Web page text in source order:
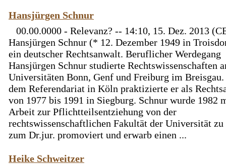
Hansjürgen Schnur
00.00.0000 - Relevanz? -- 14:10, 15. Dez. 2013
Hansjürgen Schnur (* 12. Dezember 1949 in
ein deutscher Rechtsanwalt. Beruflicher Werdegang
Hansjürgen Schnur studierte Rechtswissenschaften
Universitäten Bonn, Genf und Freiburg im Breisgau.
dem Referendariat in Köln praktizierte er als
von 1977 bis 1991 in Siegburg. Schnur wurde 1982
Arbeit zur Pflichtteilsentziehung von der
rechtswissenschaftlichen Fakultät der Universität
zum Dr.jur. promoviert und erwarb einen ...
Heike Schweitzer